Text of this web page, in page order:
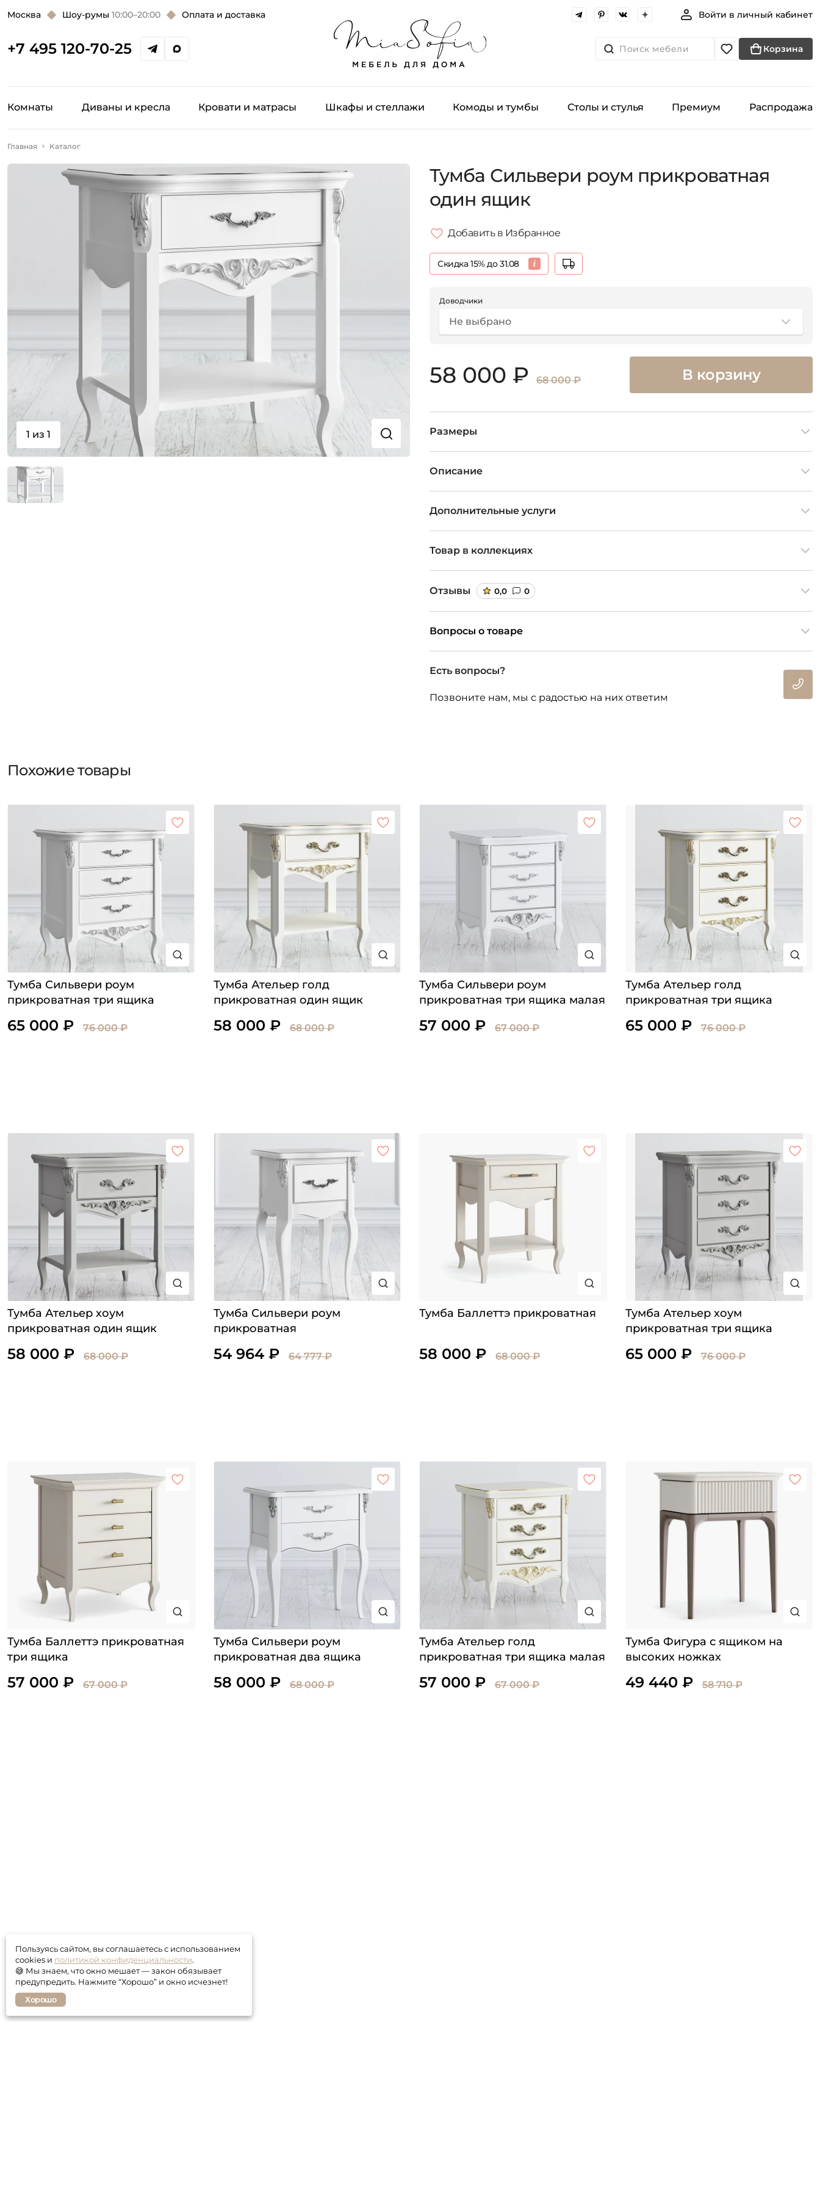
Москва Шоу-румы 10:00–20:00 Оплата и доставка Войти в личный кабинет
+7 495 120-70-25 Поиск мебели Корзина
Комнаты Диваны и кресла Кровати и матрасы Шкафы и стеллажи Комоды и тумбы Столы и стулья Премиум Распродажа
Главная Каталог
1 из 1
Тумба Сильвери роум прикроватная
один ящик
Добавить в Избранное
Скидка 15% до 31.08
Доводчики
Не выбрано
58 000 ₽ 68 000 ₽ В корзину
Размеры
Описание
Дополнительные услуги
Товар в коллекциях
Отзывы 0,0 0
Вопросы о товаре
Есть вопросы?
Позвоните нам, мы с радостью на них ответим
Похожие товары
Тумба Сильвери роум
прикроватная три ящика
65 000 ₽ 76 000 ₽
Тумба Ательер голд
прикроватная один ящик
58 000 ₽ 68 000 ₽
Тумба Сильвери роум
прикроватная три ящика малая
57 000 ₽ 67 000 ₽
Тумба Ательер голд
прикроватная три ящика
65 000 ₽ 76 000 ₽
Тумба Ательер хоум
прикроватная один ящик
58 000 ₽ 68 000 ₽
Тумба Сильвери роум
прикроватная
54 964 ₽ 64 777 ₽
Тумба Баллеттэ прикроватная
58 000 ₽ 68 000 ₽
Тумба Ательер хоум
прикроватная три ящика
65 000 ₽ 76 000 ₽
Тумба Баллеттэ прикроватная
три ящика
57 000 ₽ 67 000 ₽
Тумба Сильвери роум
прикроватная два ящика
58 000 ₽ 68 000 ₽
Тумба Ательер голд
прикроватная три ящика малая
57 000 ₽ 67 000 ₽
Тумба Фигура с ящиком на
высоких ножках
49 440 ₽ 58 710 ₽
Пользуясь сайтом, вы соглашаетесь с использованием
cookies и политикой конфиденциальности.
😅 Мы знаем, что окно мешает — закон обязывает
предупредить. Нажмите “Хорошо” и окно исчезнет!
Хорошо